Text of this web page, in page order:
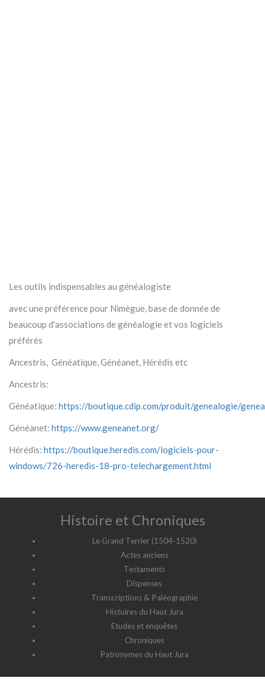
Les outils indispensables au généalogiste
avec une préférence pour Nimègue, base de donnée de
beaucoup d'associations de généalogie et vos logiciels
préférés
Ancestris, Généatique, Généanet, Hérédis etc
Ancestris:
Généatique: https://boutique.cdip.com/produit/genealogie/
Généanet: https://www.geneanet.org/
Hérédis: https://boutique.heredis.com/logiciels-pour-
windows/726-heredis-18-pro-telechargement.html
Histoire et Chroniques
Le Grand Terrier (1504-1520)
Actes anciens
Testaments
Dispenses
Transcriptions & Paléographie
Histoires du Haut Jura
Etudes et enquêtes
Chroniques
Patronymes du Haut Jura